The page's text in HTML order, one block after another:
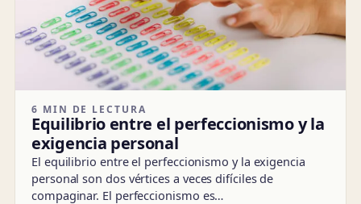
6 MIN DE LECTURA
Equilibrio entre el perfeccionismo y la
exigencia personal
El equilibrio entre el perfeccionismo y la exigencia
personal son dos vértices a veces difíciles de
compaginar. El perfeccionismo es…